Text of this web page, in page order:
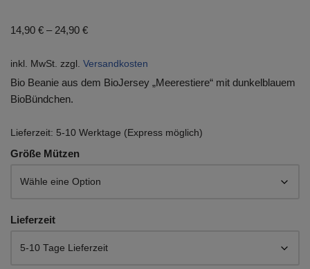
14,90 € – 24,90 €
inkl. MwSt. zzgl. Versandkosten
Bio Beanie aus dem BioJersey „Meerestiere“ mit dunkelblauem
BioBündchen.
Lieferzeit: 5-10 Werktage (Express möglich)
Größe Mützen
Lieferzeit